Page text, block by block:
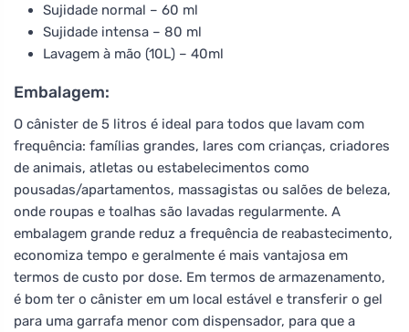
Sujidade normal – 60 ml
Sujidade intensa – 80 ml
Lavagem à mão (10L) – 40ml
Embalagem:
O cânister de 5 litros é ideal para todos que lavam com
frequência: famílias grandes, lares com crianças, criadores
de animais, atletas ou estabelecimentos como
pousadas/apartamentos, massagistas ou salões de beleza,
onde roupas e toalhas são lavadas regularmente. A
embalagem grande reduz a frequência de reabastecimento,
economiza tempo e geralmente é mais vantajosa em
termos de custo por dose. Em termos de armazenamento,
é bom ter o cânister em um local estável e transferir o gel
para uma garrafa menor com dispensador, para que a